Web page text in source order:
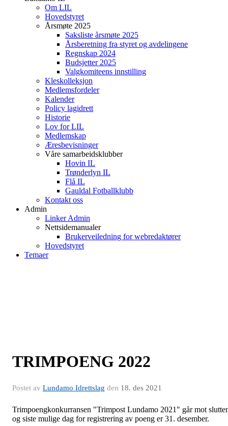
Om LIL
Hovedstyret
Årsmøte 2025
Saksliste årsmøte 2025
Årsberetning fra styret og avdelingene
Regnskap 2024
Budsjetter 2025
Valgkomiteens innstilling
Kleskolleksjon
Medlemsfordeler
Kalender
Policy lagidrett
Historie
Lov for LIL
Medlemskap
Æresbevisninger
Våre samarbeidsklubber
Hovin IL
Trønderlyn IL
Flå IL
Gauldal Fotballklubb
Kontakt oss
Admin
Linker Admin
Nettsidemanualer
Brukerveiledning for webredaktører
Hovedstyret
Temaer
TRIMPOENG 2022
Postet av Lundamo Idrettslag den 18. des 2021
Trimpoengkonkurransen "Trimpost Lundamo 2021" går mot
og siste mulige dag for registrering av poeng er 31. desember.